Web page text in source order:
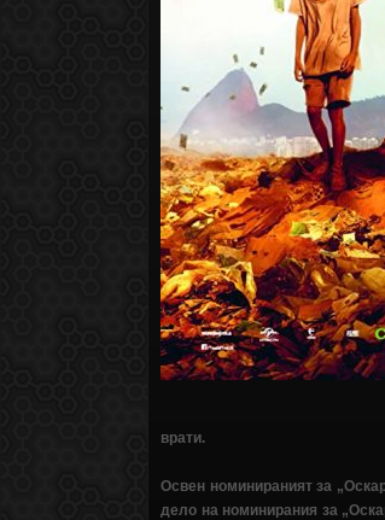
врати.
Освен номинираният за
дело на номинирания за